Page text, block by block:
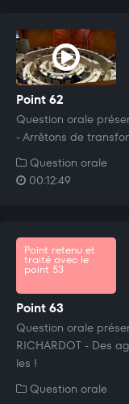
Point 62
Question orale
- Arrêtons de
Question orale
00:12:49
Point retenu et
traité avec le
point 53
Point 63
Question orale
RICHARDOT - Des
les !
Question orale